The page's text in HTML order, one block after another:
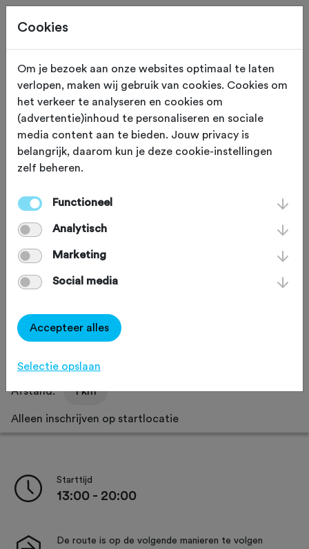
Deze tocht heeft reeds plaatsgevonden op 22-7-2026.
WOENSDAG 22 JUL
Sterrit TC
Kloosterzande 2026
Recreatief
Delen
Afstand: 1 km
Alleen inschrijven op startlocatie
Starttijd
13:00 - 20:00
De route is op de volgende manieren te volgen
Cookies
Om je bezoek aan onze websites optimaal te laten
verlopen, maken wij gebruik van cookies. Cookies om
het verkeer te analyseren en cookies om
(advertentie)inhoud te personaliseren en sociale
media content aan te bieden. Jouw privacy is
belangrijk, daarom kun je deze cookie-instellingen
zelf beheren.
Functioneel
Analytisch
Marketing
Social media
Accepteer alles
Selectie opslaan